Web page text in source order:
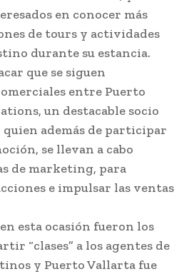
en conocer más
de tours y actividades
durante su estancia.
que se siguen
entre Puerto
un destacable socio
además de participar
se llevan a cabo
de marketing, para
e impulsar las ventas
esta ocasión fueron los
“clases” a los agentes de
y Puerto Vallarta fue